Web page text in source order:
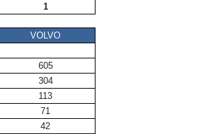
1
VOLVO
605
304
113
71
42